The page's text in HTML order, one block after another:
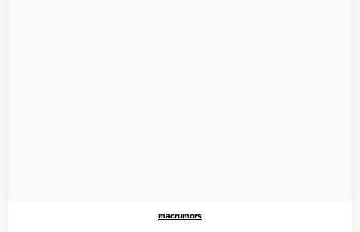
macrumors